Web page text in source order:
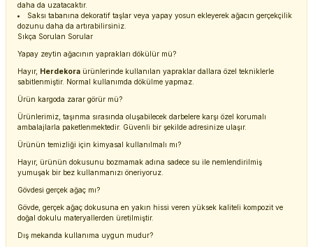
daha da uzatacaktır.
Saksı tabanına dekoratif taşlar veya yapay yosun ekleyerek ağacın gerçekçilik
dozunu daha da artırabilirsiniz.
Sıkça Sorulan Sorular
Yapay zeytin ağacının yaprakları dökülür mü?
Hayır, Herdekora ürünlerinde kullanılan yapraklar dallara özel tekniklerle
sabitlenmiştir. Normal kullanımda dökülme yapmaz.
Ürün kargoda zarar görür mü?
Ürünlerimiz, taşınma sırasında oluşabilecek darbelere karşı özel korumalı
ambalajlarla paketlenmektedir. Güvenli bir şekilde adresinize ulaşır.
Ürünün temizliği için kimyasal kullanılmalı mı?
Hayır, ürünün dokusunu bozmamak adına sadece su ile nemlendirilmiş
yumuşak bir bez kullanmanızı öneriyoruz.
Gövdesi gerçek ağaç mı?
Gövde, gerçek ağaç dokusuna en yakın hissi veren yüksek kaliteli kompozit ve
doğal dokulu materyallerden üretilmiştir.
Dış mekanda kullanıma uygun mudur?